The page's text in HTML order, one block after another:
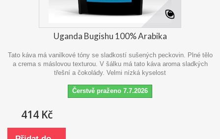
Uganda Bugishu 100% Arabika
Tato káva má vanilkové tóny se sladkostí sušených peckovin. Plné tělo
a crema s máslovou texturou. V šálku má tato káva aroma sladkých
třešní a čokolády. Velmi nízká kyselost
Čerstvě praženo 7.7.2026
414 Kč